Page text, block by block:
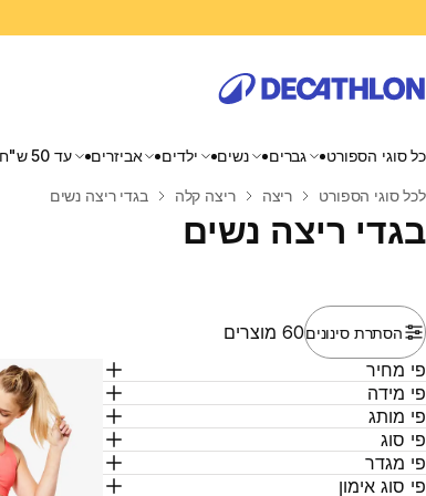
כל סוגי הספורט גברים נשים ילדים אביזרים עד 50 ש"ח
בית
לכל סוגי הספורט ריצה ריצה קלה בגדי ריצה נשים
בגדי ריצה נשים
הסתרת סינונים60 מוצרים
מחיר
מידה
מותג
סוג
מגדר
סוג אימון